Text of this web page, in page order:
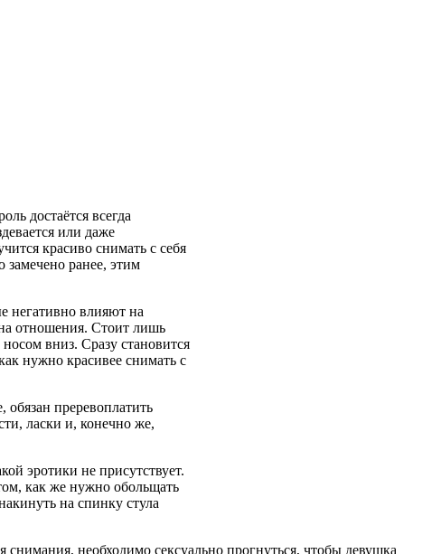
достаётся всегда
или даже
красиво снимать с себя
ранее, этим
негативно влияют на
отношения. Стоит лишь
вниз. Сразу становится
нужно красивее снимать с
преревоплатить
ласки и, конечно же,
эротики не присутствует.
как же нужно обольщать
на спинку стула
необходимо сексуально прогнуться, чтобы девушка